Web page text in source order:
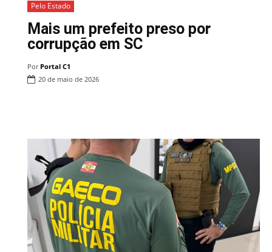
Pelo Estado
Mais um prefeito preso por
corrupção em SC
Por Portal C1
20 de maio de 2026